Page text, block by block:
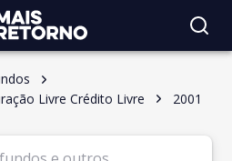
Livre Crédito Livre
2001